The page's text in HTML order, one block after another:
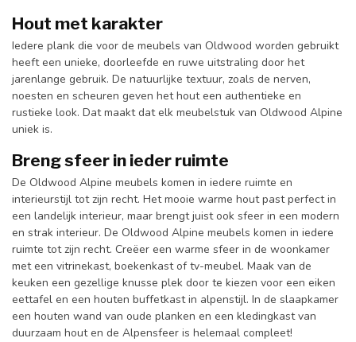
Hout met karakter
Iedere plank die voor de meubels van Oldwood worden gebruikt
heeft een unieke, doorleefde en ruwe uitstraling door het
jarenlange gebruik. De natuurlijke textuur, zoals de nerven,
noesten en scheuren geven het hout een authentieke en
rustieke look. Dat maakt dat elk meubelstuk van Oldwood Alpine
uniek is.
Breng sfeer in ieder ruimte
De Oldwood Alpine meubels komen in iedere ruimte en
interieurstijl tot zijn recht. Het mooie warme hout past perfect in
een landelijk interieur, maar brengt juist ook sfeer in een modern
en strak interieur. De Oldwood Alpine meubels komen in iedere
ruimte tot zijn recht. Creëer een warme sfeer in de woonkamer
met een vitrinekast, boekenkast of tv-meubel. Maak van de
keuken een gezellige knusse plek door te kiezen voor een eiken
eettafel en een houten buffetkast in alpenstijl. In de slaapkamer
een houten wand van oude planken en een kledingkast van
duurzaam hout en de Alpensfeer is helemaal compleet!